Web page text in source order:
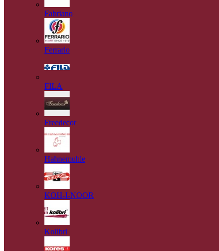
Fabriano
Ferrario
FILA
Freedecor
Hahnemuhle
KOH-I-NOOR
Kolibri